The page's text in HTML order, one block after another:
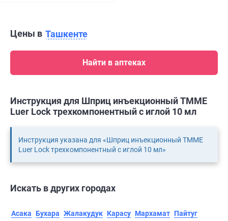
Цены в Ташкенте
Найти в аптеках
Инструкция для Шприц инъекционный TMME
Luer Lock трехкомпонентный с иглой 10 мл
Инструкция указана для «Шприц инъекционный TMME
Luer Lock трехкомпонентный с иглой 10 мл»
Искать в других городах
Асака Бухара Жалакудук Карасу Мархамат Пайтуг